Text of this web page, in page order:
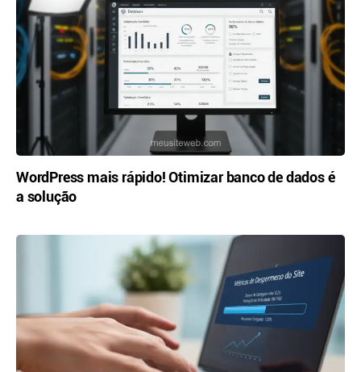
WordPress mais rápido! Otimizar banco de dados é
a solução